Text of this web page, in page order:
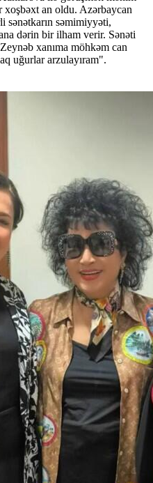
an oldu. Azərbaycan
sənətkarın səmimiyyəti,
dərin bir ilham verir. Sənəti
xanıma möhkəm can
uğurlar arzulayıram".